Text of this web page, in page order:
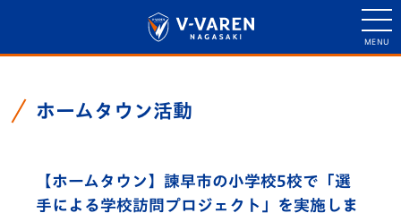
ホームタウン活動
【ホームタウン】諫早市の小学校5校で「選
手による学校訪問プロジェクト」を実施しま